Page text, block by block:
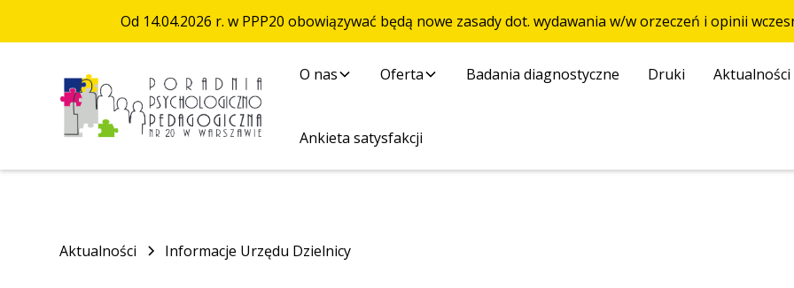
Od 14.04.2026 r. w PPP20 obowiązywać będą nowe zasady dot. wydawania w/w orzeczeń i opinii
O nas Oferta Badania diagnostyczne Druki Aktualności
Ankieta satysfakcji
Aktualności Informacje Urzędu Dzielnicy